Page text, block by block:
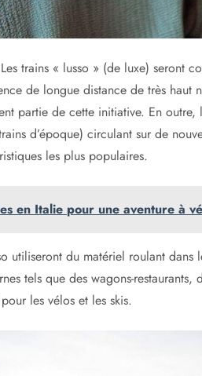
trains « lusso » (de luxe) seront
de longue distance de très haut
partie de cette initiative. En
d’époque) circulant sur de
les plus populaires.
en Italie pour une aventure à
utiliseront du matériel roulant dans
tels que des wagons-restaurants,
les vélos et les skis.